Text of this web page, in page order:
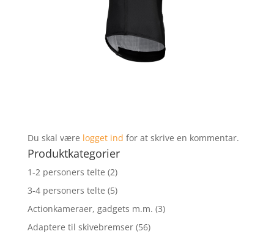
Du skal være logget ind for at skrive en kommentar.
Produktkategorier
1-2 personers telte (2)
3-4 personers telte (5)
Actionkameraer, gadgets m.m. (3)
Adaptere til skivebremser (56)